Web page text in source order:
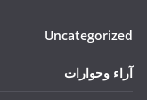
Uncategorized
آراء وحوارات